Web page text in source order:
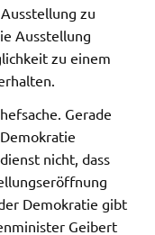
zu
Ausstellung
zu einem
Gerade
nicht, dass
Demokratie gibt
Geibert